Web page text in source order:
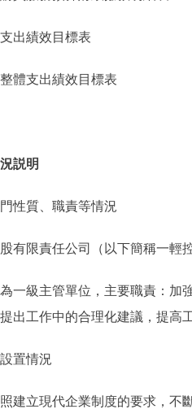
績效目標表
支出績效目標表
説明
質、職責等情況
限責任公司（以下簡稱一輕控
級主管單位，主要職責：加強
出工作中的合理化建議，提高
置情況
立現代企業制度的要求，不斷